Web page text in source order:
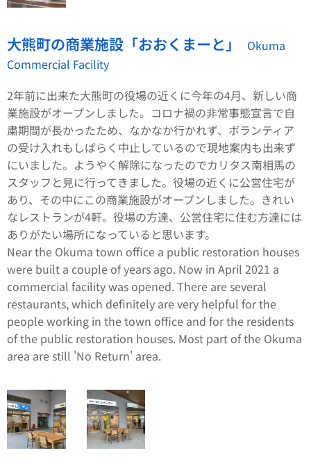
大熊町の商業施設「おおくまーと」
Okuma
Commercial Facility
2年前に出来た大熊町の役場の近くに今年の4月、新しい商
業施設がオープンしました。コロナ禍の非常事態宣言で自
粛期間が長かったため、なかなか行かれず、ボランティア
の受け入れもしばらく中止しているので現地案内も出来ず
にいました。ようやく解除になったのでカリタス南相馬の
スタッフと見に行ってきました。役場の近くに公営住宅が
あり、その中にこの商業施設がオープンしました。きれい
なレストランが4軒。役場の方達、公営住宅に住む方達には
ありがたい場所になっていると思います。
Near the Okuma town office a public restoration houses
were built a couple of years ago. Now in April 2021 a
commercial facility was opened. There are several
restaurants, which definitely are very helpful for the
people working in the town office and for the residents
of the public restoration houses. Most part of the Okuma
area are still 'No Return' area.